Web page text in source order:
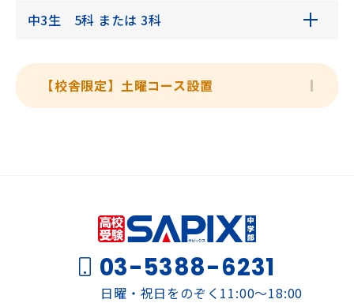
中3生 5科 または 3科
【校舎限定】土曜コース設置
03-5388-6231
日曜・祝日をのぞく11:00～18:00